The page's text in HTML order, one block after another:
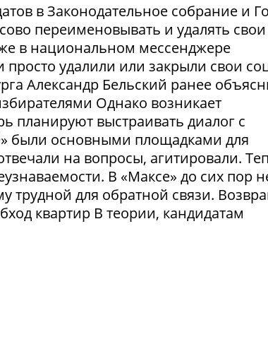
в Законодательное собрание и
переименовывать и удалять свои
в национальном мессенджере
удалили или закрыли свои
Александр Бельский ранее
Однако возникает
планируют выстраивать диалог с
были основными площадками для
на вопросы, агитировали.
В «Максе» до сих пор
трудной для обратной связи.
квартир В теории, кандидатам